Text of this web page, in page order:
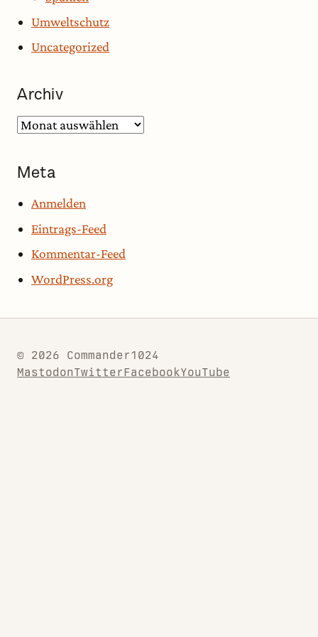
Umweltschutz
Uncategorized
Archiv
Archiv
Meta
Anmelden
Eintrags-Feed
Kommentar-Feed
WordPress.org
© 2026 Commander1024
MastodonTwitterFacebookYouTube